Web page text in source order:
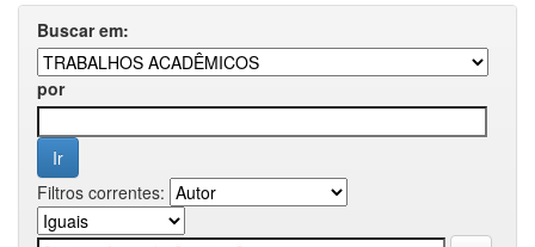
Buscar em:
por
Filtros correntes: